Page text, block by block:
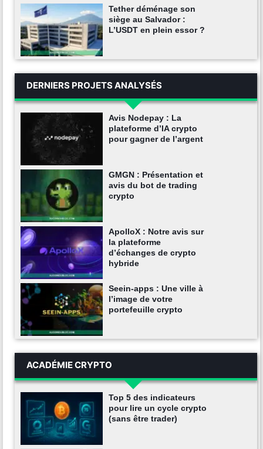
Tether déménage son
siège au Salvador :
L’USDT en plein essor ?
DERNIERS PROJETS ANALYSÉS
Avis Nodepay : La
plateforme d’IA crypto
pour gagner de l’argent
GMGN : Présentation et
avis du bot de trading
crypto
ApolloX : Notre avis sur
la plateforme
d’échanges de crypto
hybride
Seein-apps : Une ville à
l’image de votre
portefeuille crypto
ACADÉMIE CRYPTO
Top 5 des indicateurs
pour lire un cycle crypto
(sans être trader)